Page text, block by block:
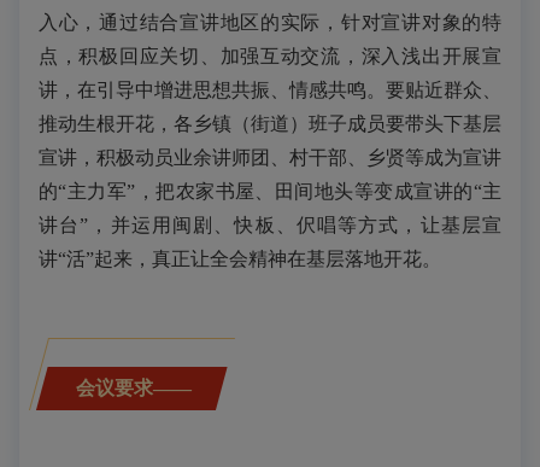
入心，通过结合宣讲地区的实际，针对宣讲对象的特
点，积极回应关切、加强互动交流，深入浅出开展宣
讲，在引导中增进思想共振、情感共鸣。要贴近群众、
推动生根开花，各乡镇（街道）班子成员要带头下基层
宣讲，积极动员业余讲师团、村干部、乡贤等成为宣讲
的“主力军”，把农家书屋、田间地头等变成宣讲的“主
讲台”，并运用闽剧、快板、伬唱等方式，让基层宣
讲“活”起来，真正让全会精神在基层落地开花。
会议要求——